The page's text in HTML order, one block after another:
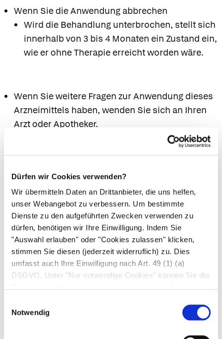
Dürfen wir Cookies verwenden?
Wir übermitteln Daten an Drittanbieter, die uns helfen,
unser Webangebot zu verbessern. Um bestimmte
Dienste zu den aufgeführten Zwecken verwenden zu
dürfen, benötigen wir Ihre Einwilligung. Indem Sie
"Auswahl erlauben" oder "Cookies zulassen" klicken,
stimmen Sie diesen (jederzeit widerruflich) zu. Dies
umfasst auch Ihre Einwilligung nach Art. 49 (1) (a)
DSGVO. Unter "Nur notwendige Cookies" können Sie die
Notwendig
Wenn Sie die Anwendung abbrechen
Wird die Behandlung unterbrochen, stellt sich
innerhalb von 3 bis 4 Monaten ein Zustand ein,
wie er ohne Therapie erreicht worden wäre.
Wenn Sie weitere Fragen zur Anwendung dieses
Arzneimittels haben, wenden Sie sich an Ihren
Arzt oder Apotheker.
nicht bei jedem auftreten müssen.
Brechen Sie die Behandlung mit diesem
Arzneimittel ab, und setzen Sie sich sofort mit
einem Arzt in Verbindung, wenn Sie eines der
folgenden Symptome feststellen -
möglicherweise benötigen Sie dringend
medizinische Behandlung (Häufigkeit nicht
nicht abschätzbar):
Schwellungen des Gesichts, der Lippen oder
des Rachens, die das Schlucken oder Atmen